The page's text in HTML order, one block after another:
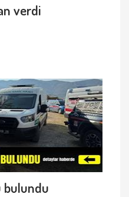
verdi
bulundu